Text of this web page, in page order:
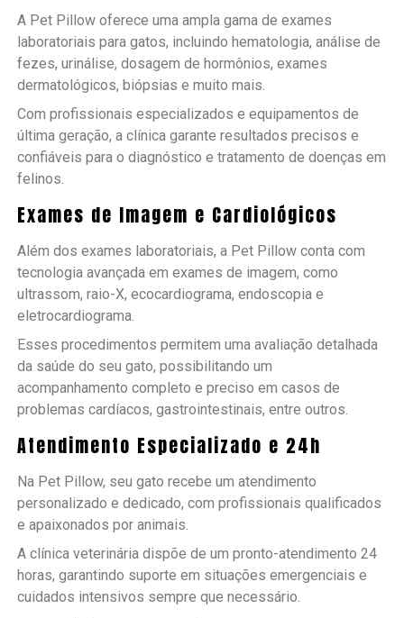
A Pet Pillow oferece uma ampla gama de exames
laboratoriais para gatos, incluindo hematologia, análise de
fezes, urinálise, dosagem de hormônios, exames
dermatológicos, biópsias e muito mais.
Com profissionais especializados e equipamentos de
última geração, a clínica garante resultados precisos e
confiáveis para o diagnóstico e tratamento de doenças em
felinos.
Exames de Imagem e Cardiológicos
Além dos exames laboratoriais, a Pet Pillow conta com
tecnologia avançada em exames de imagem, como
ultrassom, raio-X, ecocardiograma, endoscopia e
eletrocardiograma.
Esses procedimentos permitem uma avaliação detalhada
da saúde do seu gato, possibilitando um
acompanhamento completo e preciso em casos de
problemas cardíacos, gastrointestinais, entre outros.
Atendimento Especializado e 24h
Na Pet Pillow, seu gato recebe um atendimento
personalizado e dedicado, com profissionais qualificados
e apaixonados por animais.
A clínica veterinária dispõe de um pronto-atendimento 24
horas, garantindo suporte em situações emergenciais e
cuidados intensivos sempre que necessário.